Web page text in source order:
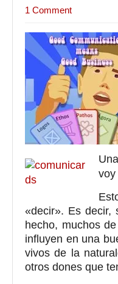
1 Comment
voy
«decir». Es decir,
hecho, muchos
influyen en una
vivos de la
otros dones que